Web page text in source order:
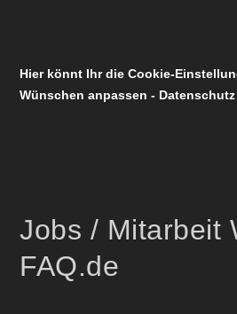
Hier könnt Ihr die Cookie-
Wünschen anpassen - Datenschutz
Jobs / Mitarbeit
FAQ.de